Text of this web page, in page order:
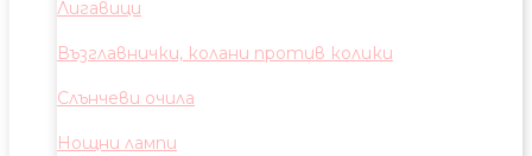
Лигавици
Възглавнички, колани против колики
Слънчеви очила
Нощни лампи